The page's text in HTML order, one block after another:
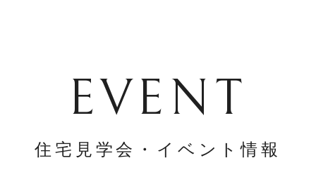
EVENT
住宅見学会・ イベント情報